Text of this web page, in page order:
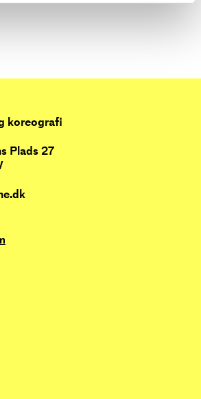
koreografi
Plads 27